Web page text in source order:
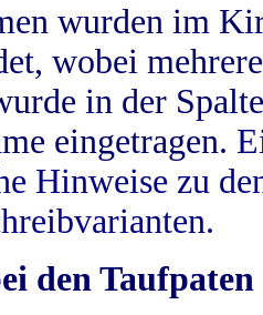
wurden im
wobei
in der
eingetragen.
Hinweise zu
den Taufpaten